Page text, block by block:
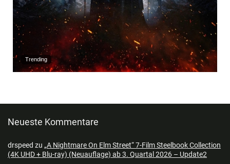
Trending
Neueste Kommentare
drspeed zu „A Nightmare On Elm Street“ 7-Film Steelbook Collection
(4K UHD + Blu-ray) (Neuauflage) ab 3. Quartal 2026 – Update2